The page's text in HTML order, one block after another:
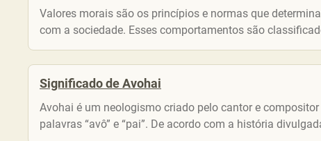
Valores morais são os princípios e normas que
com a sociedade. Esses comportamentos são
Significado de Avohai
Avohai é um neologismo criado pelo cantor e
palavras “avô” e “pai”. De acordo com a história